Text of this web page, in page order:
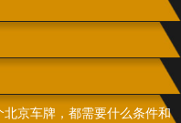
京车牌，都需要什么条件和